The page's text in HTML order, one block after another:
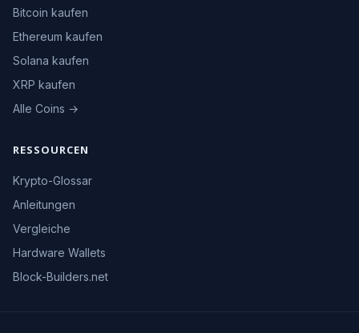
Bitcoin kaufen
Ethereum kaufen
Solana kaufen
XRP kaufen
Alle Coins →
RESSOURCEN
Krypto-Glossar
Anleitungen
Vergleiche
Hardware Wallets
Block-Builders.net